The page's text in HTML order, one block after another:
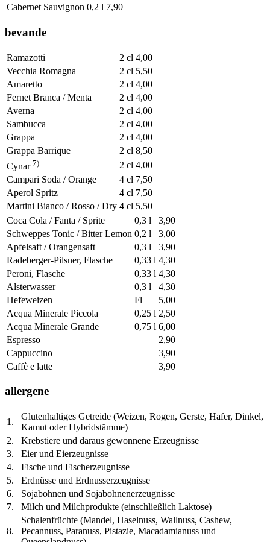
Cabernet Sauvignon 0,2 l 7,90
bevande
Ramazotti 2 cl 4,00
Vecchia Romagna
2 cl 5,50
Amaretto
2 cl 4,00
Fernet Branca / Menta
2 cl 4,00
Averna
2 cl 4,00
Sambucca
2 cl 4,00
Grappa
2 cl 4,00
Grappa Barrique
2 cl 8,50
Cynar 7) 2 cl 4,00
Campari Soda / Orange
4 cl 7,50
Aperol Spritz
4 cl 7,50
Martini Bianco / Rosso / Dry 4 cl 5,50
Coca Cola / Fanta / Sprite
0,3 l
3,90
Schweppes Tonic / Bitter Lemon 0,2 l
3,00
Apfelsaft / Orangensaft
0,3 l
3,90
Radeberger-Pilsner, Flasche
0,33 l 4,30
Peroni, Flasche
0,33 l 4,30
Alsterwasser
0,3 l
4,30
Hefeweizen
Fl
5,00
Acqua Minerale Piccola
0,25 l 2,50
Acqua Minerale Grande
0,75 l 6,00
Espresso
2,90
Cappuccino
3,90
Caffè e latte
3,90
allergene
1.
Glutenhaltiges Getreide (Weizen, Rogen, Gerste, Hafer, Dinkel,
Kamut oder Hybridstämme)
2.
Krebstiere und daraus gewonnene Erzeugnisse
3.
Eier und Eierzeugnisse
4.
Fische und Fischerzeugnisse
5.
Erdnüsse und Erdnusserzeugnisse
6.
Sojabohnen und Sojabohnenerzeugnisse
7.
Milch und Milchprodukte (einschließlich Laktose)
8.
Schalenfrüchte (Mandel, Haselnuss, Wallnuss, Cashew,
Pecannuss, Paranuss, Pistazie, Macadamianuss und